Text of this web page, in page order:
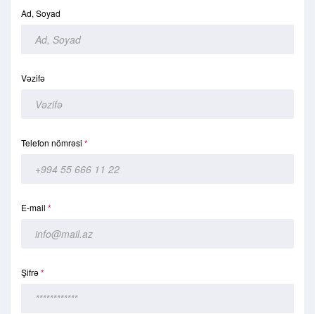
Ad, Soyad
Vəzifə
Telefon nömrəsi *
E-mail *
Şifrə*